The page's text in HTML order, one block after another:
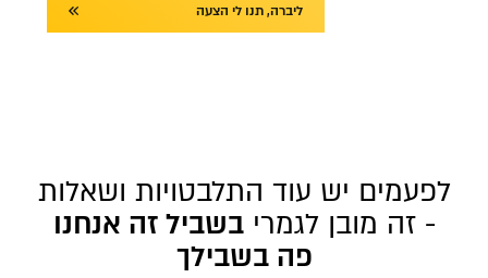
ליברה, תנו לי הצעה
לפעמים יש עוד התלבטויות ושאלות
- זה מובן לגמרי בשביל זה אנחנו
פה בשבילך